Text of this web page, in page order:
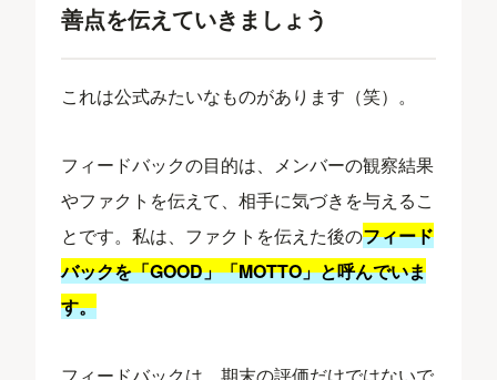
善点を伝えていきましょう
これは公式みたいなものがあります（笑）。
フィードバックの目的は、メンバーの観察結果
やファクトを伝えて、相手に気づきを与えるこ
とです。私は、ファクトを伝えた後のフィード
バックを「GOOD」「MOTTO」と呼んでいま
す。
フィードバックは、期末の評価だけではないで